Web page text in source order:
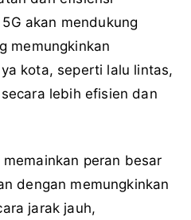
akan mendukung
memungkinkan
kota, seperti lalu lintas,
lebih efisien dan
peran besar
dengan memungkinkan
jarak jauh,